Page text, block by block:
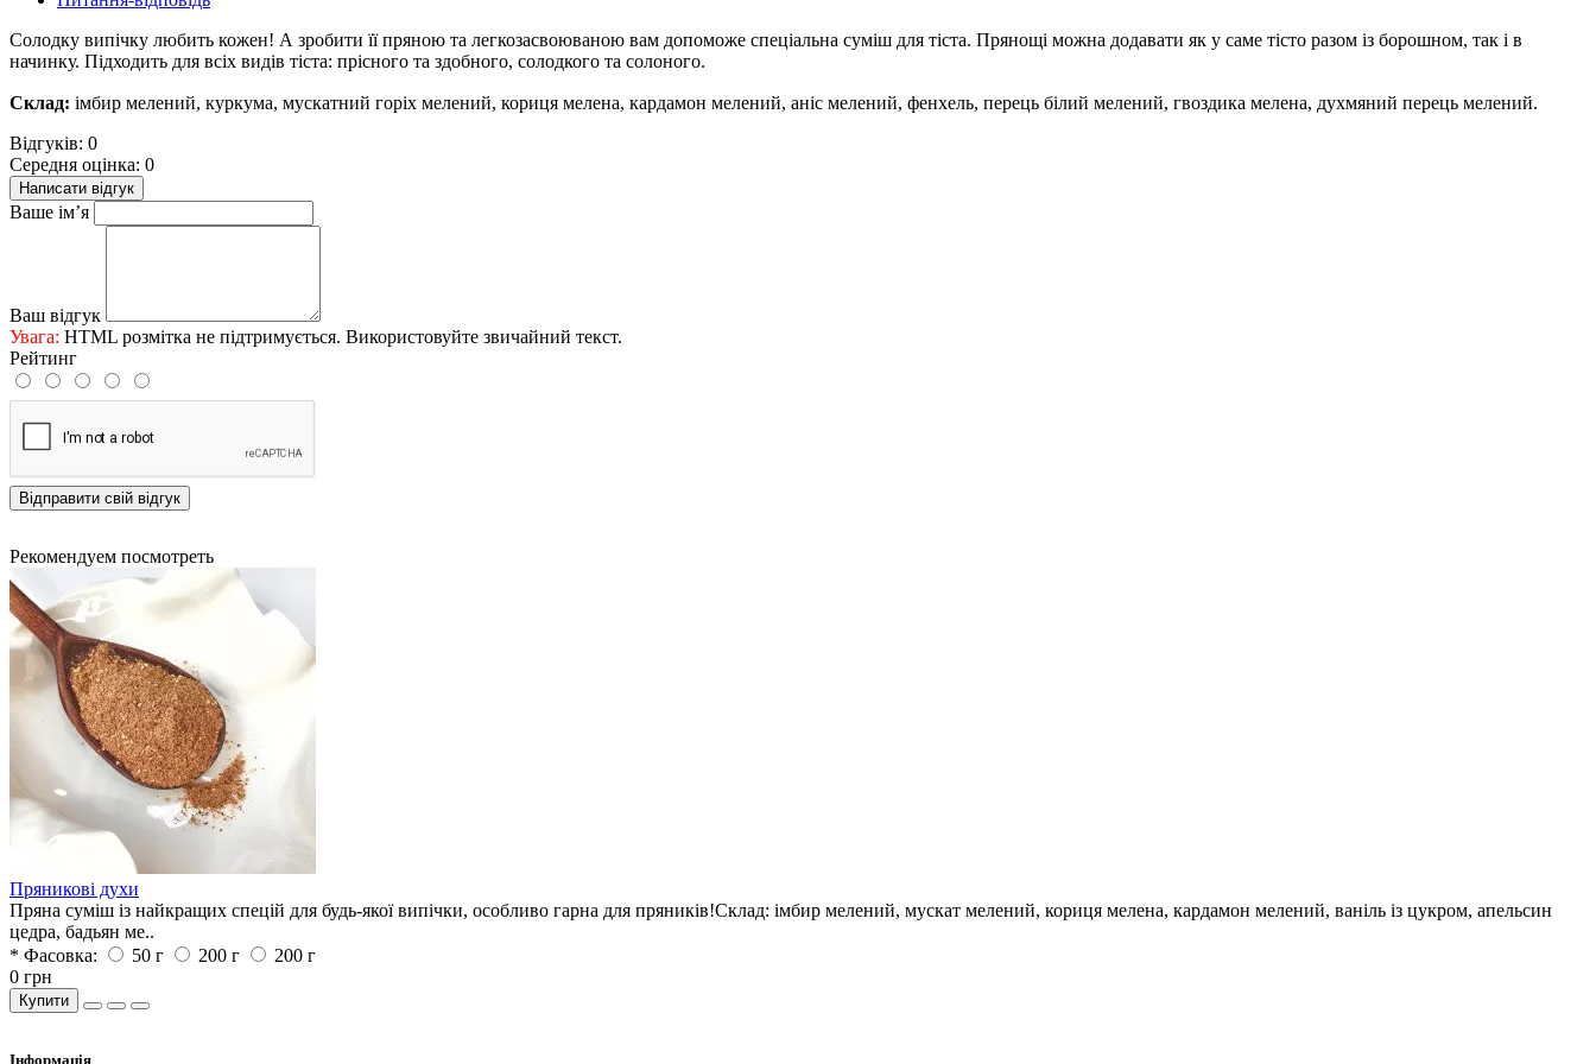
Солодку випічку любить кожен! А зробити її пряною та легкозасвоюваною вам допоможе спеціальна суміш для тіста. Прянощі можна додавати як у саме тісто разом із борошном, так і в
начинку. Підходить для всіх видів тіста: прісного та здобного, солодкого та солоного.
Склад: імбир мелений, куркума, мускатний горіх мелений, кориця мелена, кардамон мелений, аніс мелений, фенхель, перець білий мелений, гвоздика мелена, духмяний перець мелений.
Відгуків: 0
Середня оцінка: 0
Написати відгук
Ваше ім’я
Ваш відгук
Увага: HTML розмітка не підтримується. Використовуйте звичайний текст.
Рейтинг
Відправити свій відгук
Рекомендуем посмотреть
Пряникові духи
Пряна суміш із найкращих спецій для будь-якої випічки, особливо гарна для пряників!Склад: імбир мелений, мускат мелений, кориця мелена, кардамон мелений, ваніль із цукром, апельсин
цедра, бадьян ме..
* Фасовка:
50 г 200 г
200 г
0 грн
Купити
Iнформація